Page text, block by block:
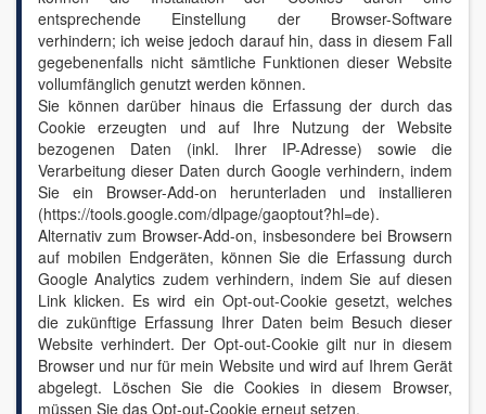
entsprechende Einstellung der Browser-Software
verhindern; ich weise jedoch darauf hin, dass in diesem Fall
gegebenenfalls nicht sämtliche Funktionen dieser Website
vollumfänglich genutzt werden können.
Sie können darüber hinaus die Erfassung der durch das
Cookie erzeugten und auf Ihre Nutzung der Website
bezogenen Daten (inkl. Ihrer IP-Adresse) sowie die
Verarbeitung dieser Daten durch Google verhindern, indem
Sie ein Browser-Add-on herunterladen und installieren
(https://tools.google.com/dlpage/gaoptout?hl=de).
Alternativ zum Browser-Add-on, insbesondere bei Browsern
auf mobilen Endgeräten, können Sie die Erfassung durch
Google Analytics zudem verhindern, indem Sie auf diesen
Link klicken. Es wird ein Opt-out-Cookie gesetzt, welches
die zukünftige Erfassung Ihrer Daten beim Besuch dieser
Website verhindert. Der Opt-out-Cookie gilt nur in diesem
Browser und nur für mein Website und wird auf Ihrem Gerät
abgelegt. Löschen Sie die Cookies in diesem Browser,
müssen Sie das Opt-out-Cookie erneut setzen.